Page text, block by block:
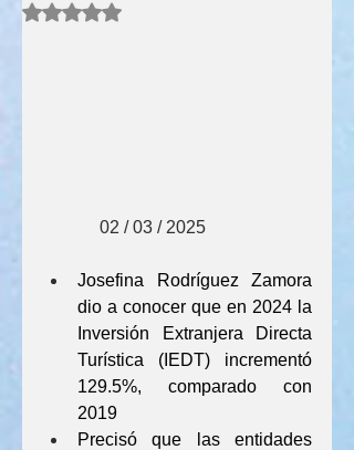
Obtuvo NaN de 5 estrellas.
             02 / 03 / 2025
Josefina Rodríguez Zamora
dio a conocer que en 2024 la
Inversión Extranjera Directa
Turística (IEDT) incrementó
129.5%, comparado con
2019
Precisó que las entidades